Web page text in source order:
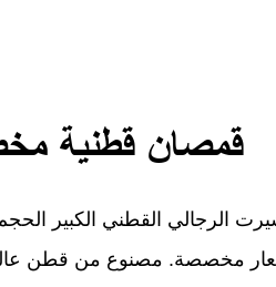
قمصان قطنية
الرجالي القطني الكبير
مخصصة. مصنوع من قطن عالي